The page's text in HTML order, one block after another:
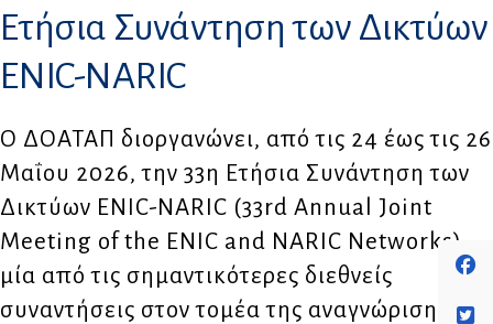
Ετήσια Συνάντηση των Δικτύων
ENIC-NARIC
Ο ΔΟΑΤΑΠ διοργανώνει, από τις 24 έως τις 26
Μαΐου 2026, την 33η Ετήσια Συνάντηση των
Δικτύων ENIC-NARIC (33rd Annual Joint
Meeting of the ENIC and NARIC Networks),
μία από τις σημαντικότερες διεθνείς
συναντήσεις στον τομέα της αναγνώρισης